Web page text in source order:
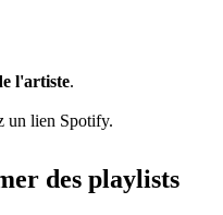
l'artiste.
un lien Spotify.
des playlists